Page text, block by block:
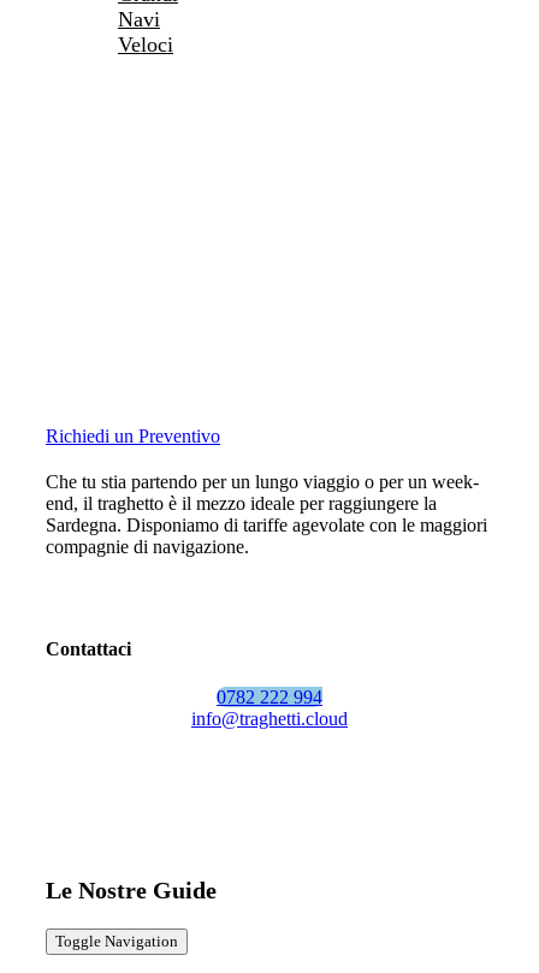
Navi
Veloci
Richiedi un Preventivo
Che tu stia partendo per un lungo viaggio o per un week-
end, il traghetto è il mezzo ideale per raggiungere la
Sardegna. Disponiamo di tariffe agevolate con le maggiori
compagnie di navigazione.
Contattaci
0782 222 994
info@traghetti.cloud
Le Nostre Guide
Toggle Navigation